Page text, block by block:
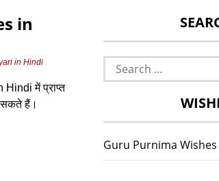
in
in Hindi
में प्राप्‍त
हैं।
Search
for:
Guru Purnima Wishes